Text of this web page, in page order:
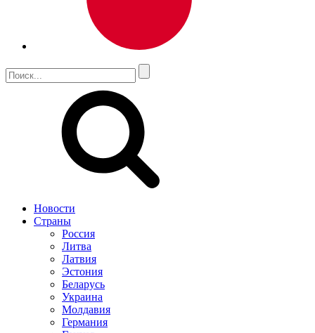
Новости
Страны
Россия
Литва
Латвия
Эстония
Беларусь
Украина
Молдавия
Германия